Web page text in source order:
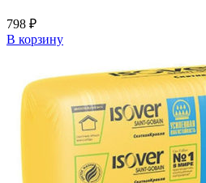
798 ₽
В корзину